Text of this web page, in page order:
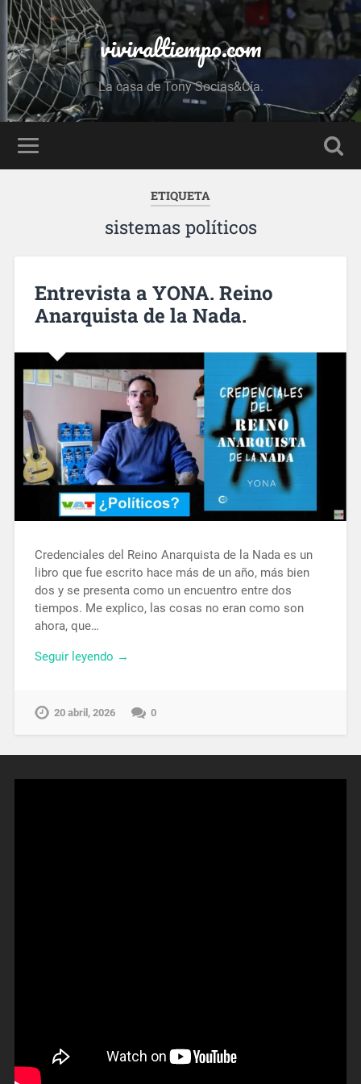
viviraltiempo.com
La casa de Tony Socias&Cía.
ETIQUETA
sistemas políticos
Entrevista a YONA. Reino
Anarquista de la Nada.
Credenciales del Reino Anarquista de la Nada es un
libro que fue escrito hace más de un año, más bien
dos y se presenta como un encuentro entre dos
tiempos. Me explico, las cosas no eran como son
ahora, que…
Seguir leyendo →
20 abril, 2026 0